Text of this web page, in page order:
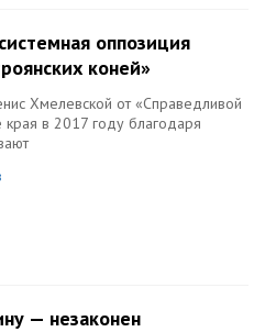
оппозиция
коней»
Хмелевской от «Справедливой
в 2017 году благодаря
— незаконен